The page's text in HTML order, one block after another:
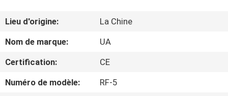
AU
SUJET
DE
Lieu d'origine:
La Chine
Nom de marque:
UA
Certification:
CE
Numéro de modèle:
RF-5